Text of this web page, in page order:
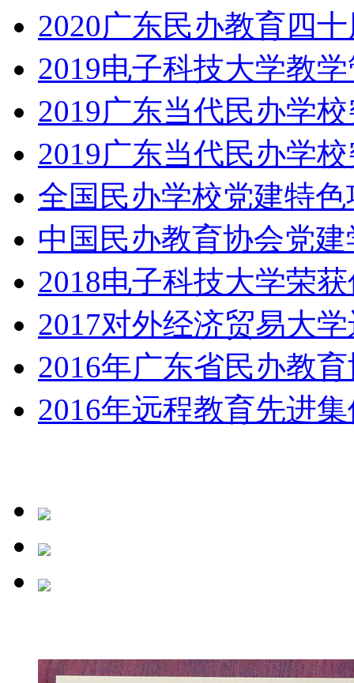
2020广东民办教育四
2019电子科技大学教
2019广东当代民办学
2019广东当代民办学
全国民办学校党建特
中国民办教育协会党
2018电子科技大学荣
2017对外经济贸易大
2016年广东省民办教
2016年远程教育先进